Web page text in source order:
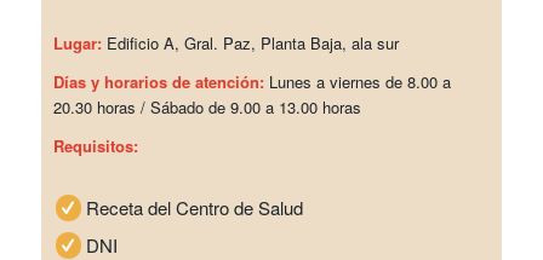
Lugar: Edificio A, Gral. Paz, Planta Baja, ala sur
Días y horarios de atención: Lunes a viernes de 8.00 a
20.30 horas / Sábado de 9.00 a 13.00 horas
Requisitos:
Receta del Centro de Salud
DNI